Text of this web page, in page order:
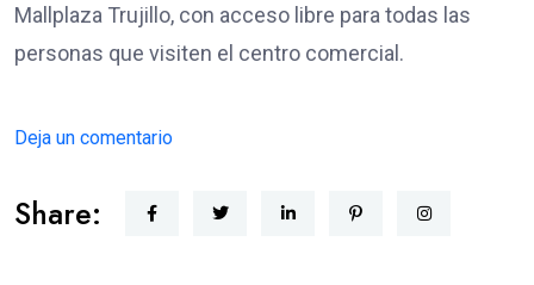
Mallplaza Trujillo, con acceso libre para todas las
personas que visiten el centro comercial.
Deja un comentario
Share: